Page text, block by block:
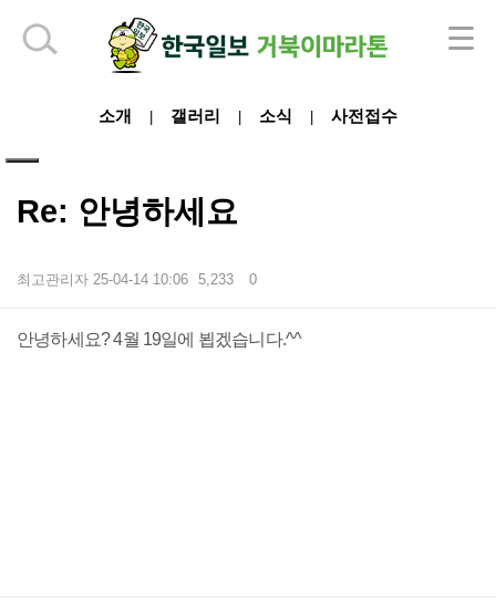
소개 갤러리 소식 사전접수
Re: 안녕하세요
최고관리자 25-04-14 10:06 5,233 0
본문
안녕하세요? 4월 19일에 뵙겠습니다.^^
하단 영역